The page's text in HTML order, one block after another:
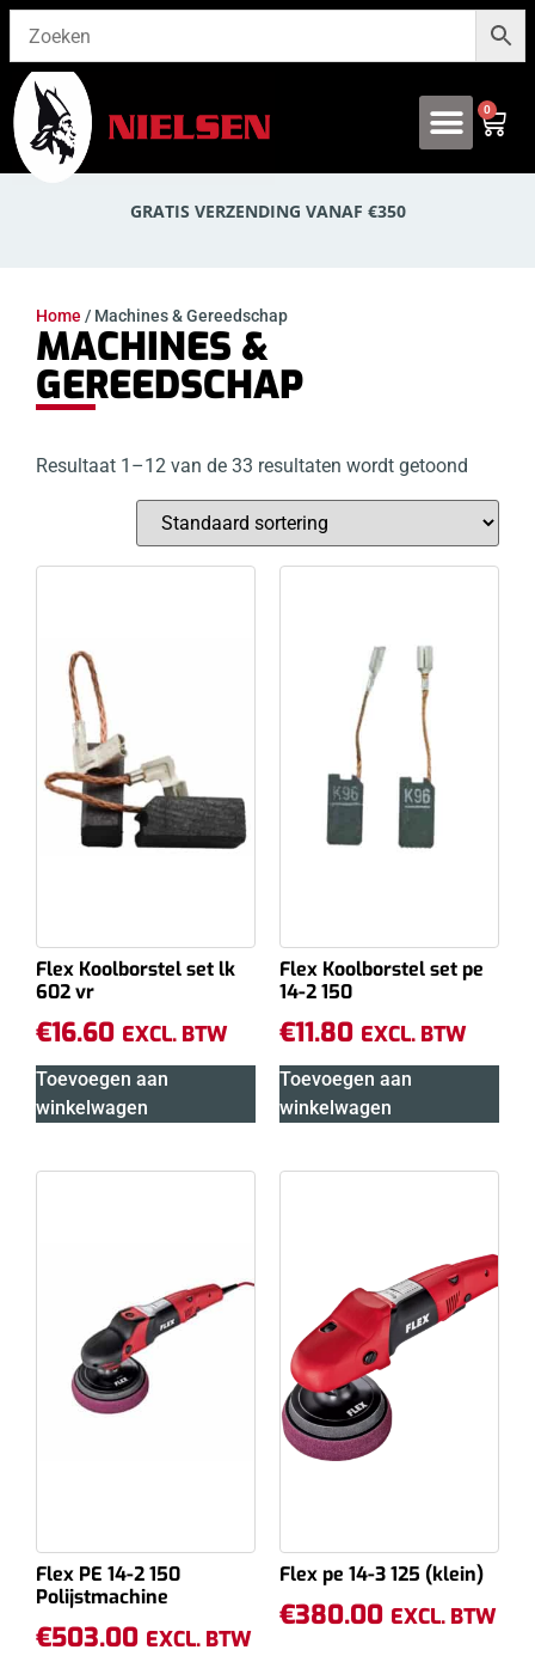
0
GRATIS VERZENDING VANAF €350
Home / Machines & Gereedschap
MACHINES &
GEREEDSCHAP
Resultaat 1–12 van de 33 resultaten wordt getoond
Flex Koolborstel set lk
602 vr
€16.60 EXCL. BTW
Toevoegen aan
winkelwagen
Flex Koolborstel set pe
14-2 150
€11.80 EXCL. BTW
Toevoegen aan
winkelwagen
Flex PE 14-2 150
Polijstmachine
€503.00 EXCL. BTW
Flex pe 14-3 125 (klein)
€380.00 EXCL. BTW